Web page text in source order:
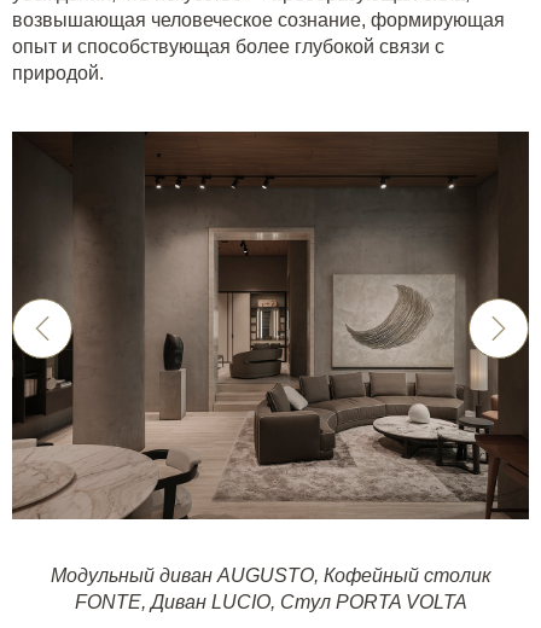
возвышающая человеческое сознание, формирующая
опыт и способствующая более глубокой связи с
природой.
Модульный диван AUGUSTO, Кофейный столик
FONTE,Диван LUCIO, Стул PORTA VOLTA